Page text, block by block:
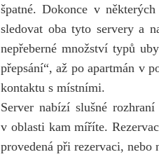
špatné. Dokonce v
sledovat oba tyto servery a
nepřeberné množství typů
přepsání , až po apartmán v
kontaktu s místními.
Server nabízí slušné
v oblasti kam míříte.
provedená při rezervaci,